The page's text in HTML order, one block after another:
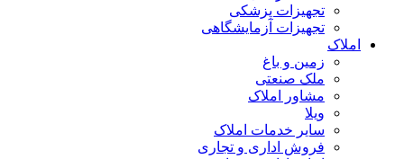
تجهیزات پزشکی
تجهیزات آزمایشگاهی
املاک
زمین و باغ
ملک صنعتی
مشاور املاک
ویلا
سایر خدمات املاک
فروش اداری و تجاری